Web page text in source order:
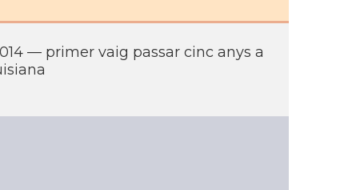
— primer vaig passar cinc anys a